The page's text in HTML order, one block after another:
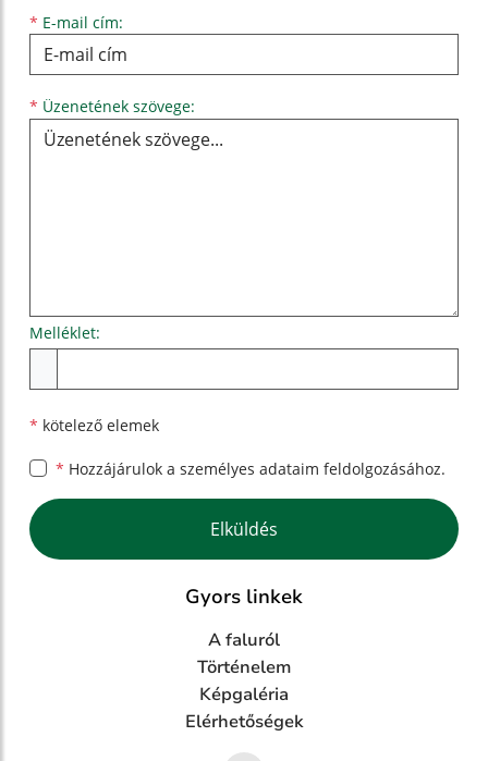
* E-mail cím:
* Üzenetének szövege:
Melléklet:
* kötelező elemek
* Hozzájárulok a személyes adataim feldolgozásához.
Google reCaptcha Response
Elküldés
Gyors linkek
A faluról
Történelem
Képgaléria
Elérhetőségek